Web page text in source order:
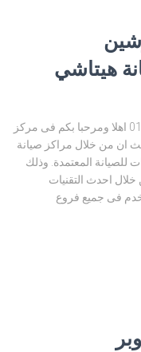
صيانة هيتاشي
مركز صيانة هيتاشي البدرشين 01225025360 اهلا ومرحبا بكم فى مركز
ان من خلال مراكز صيانة
المعتمدة. وذلك
احدث التقنيات
فى جميع فروع
6 اكتوبر